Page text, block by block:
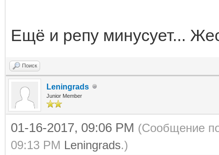
Ещё и репу минусует...
Поиск
Leningrads
Junior Member
01-16-2017, 09:06 PM (Сообщение
09:13 PM Leningrads.)